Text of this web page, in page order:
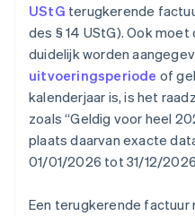
UStG terugkerende
des § 14 UStG). Ook
duidelijk worden
uitvoeringsperiode of
kalenderjaar is, is het
zoals “Geldig voor heel
plaats daarvan exacte
01/01/2026 tot 31/12/
Een terugkerende